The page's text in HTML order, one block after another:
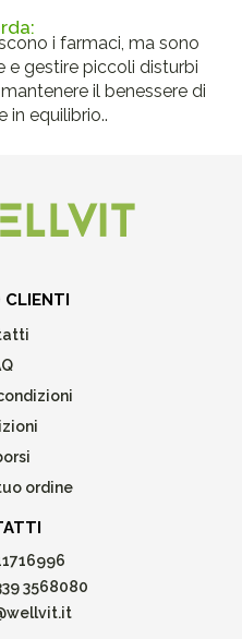
i farmaci, ma sono
e gestire piccoli disturbi
il benessere di
in equilibrio..
CLIENTI
ordine
3568080